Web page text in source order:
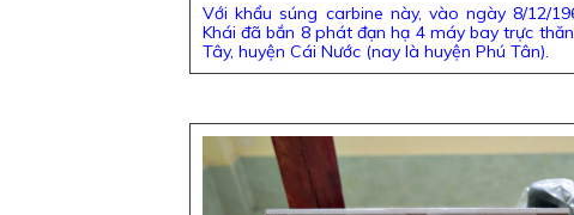
Với khẩu súng carbine này, vào ngày 8/12/
Khái đã bắn 8 phát đạn hạ 4 máy bay trực
Tây, huyện Cái Nước (nay là huyện Phú Tân).